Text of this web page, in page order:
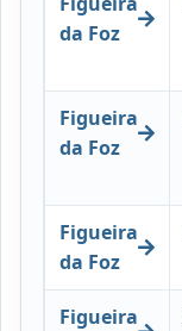
da Foz
Figueira
da Foz
Figueira
da Foz
Figueira